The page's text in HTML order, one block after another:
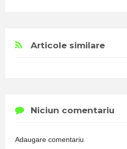
Articole similare
Niciun comentariu
Adaugare comentariu